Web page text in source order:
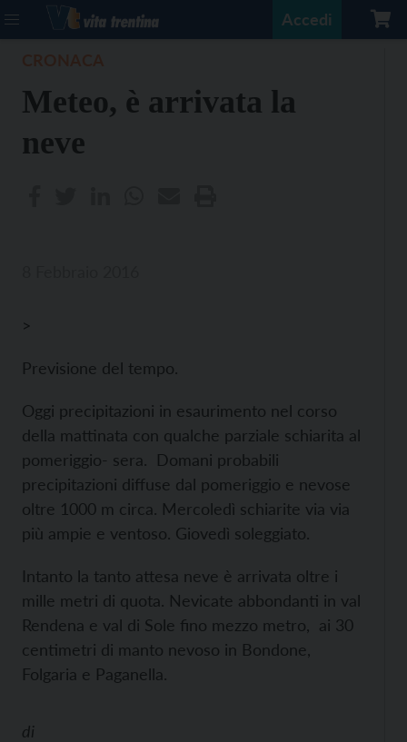
Accedi
Meteo, è arrivata la
neve
>
Previsione del tempo.
Oggi precipitazioni in esaurimento nel corso
della mattinata con qualche parziale schiarita al
pomeriggio- sera. Domani probabili
precipitazioni diffuse dal pomeriggio e nevose
oltre 1000 m circa. Mercoledì schiarite via via
più ampie e ventoso. Giovedì soleggiato.
Intanto la tanto attesa neve è arrivata oltre i
mille metri di quota. Nevicate abbondanti in val
Rendena e val di Sole fino mezzo metro, ai 30
centimetri di manto nevoso in Bondone,
Folgaria e Paganella.
di